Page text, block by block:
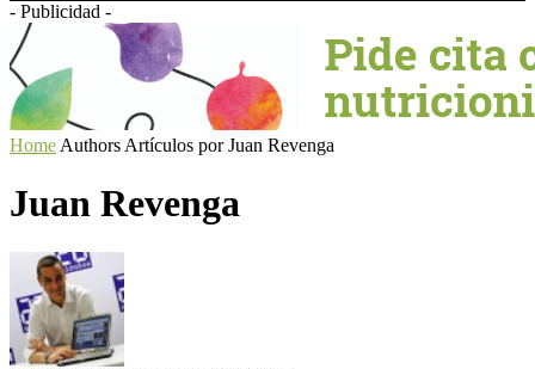
- Publicidad -
Home Authors Artículos por Juan Revenga
Juan Revenga